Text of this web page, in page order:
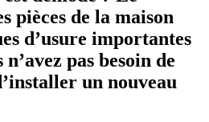
pièces de la maison
d’usure importantes
pas besoin de
un nouveau